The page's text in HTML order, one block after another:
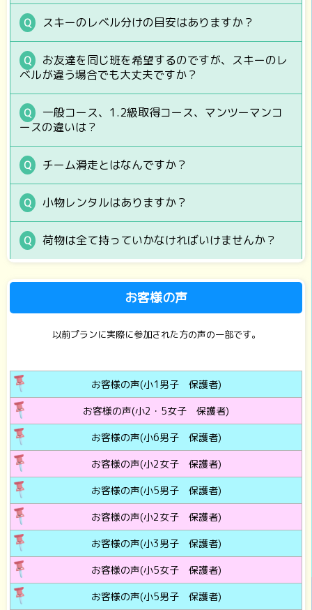
スキーのレベル分けの目安はありますか？
お友達を同じ班を希望するのですが、スキーのレ
ベルが違う場合でも大丈夫ですか？
一般コース、1.2級取得コース、マンツーマンコ
ースの違いは？
チーム滑走とはなんですか？
小物レンタルはありますか？
荷物は全て持っていかなければいけませんか？
お客様の声
以前プランに実際に参加された方の声の一部です。
お客様の声(小1男子 保護者)
お客様の声(小2・5女子 保護者)
お客様の声(小6男子 保護者)
お客様の声(小2女子 保護者)
お客様の声(小5男子 保護者)
お客様の声(小2女子 保護者)
お客様の声(小3男子 保護者)
お客様の声(小5女子 保護者)
お客様の声(小5男子 保護者)